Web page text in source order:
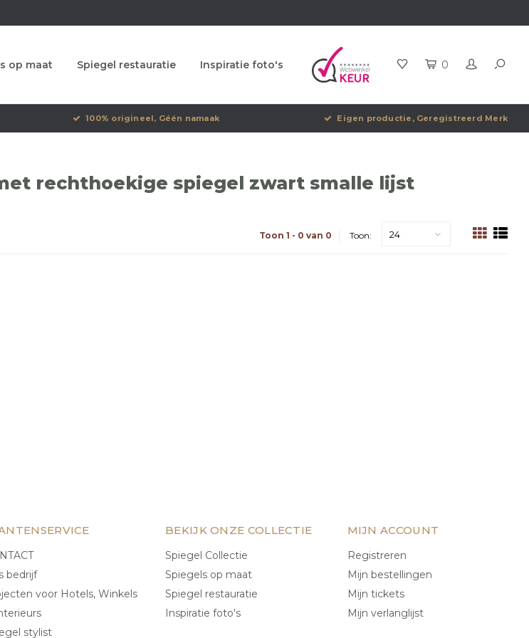
op maat Spiegel restauratie Inspiratie foto's 0
100% origineel, Géén namaak Eigen productie, Geregistreerd Merk
rechthoekige spiegel zwart smalle lijst
Toon 1 - 0 van 0 Toon: 24
bedrijf
voor Hotels, Winkels
stylist
BEKIJK ONZE COLLECTIE
Spiegel Collectie
Spiegels op maat
Spiegel restauratie
Inspiratie foto's
MIJN ACCOUNT
Registreren
Mijn bestellingen
Mijn tickets
Mijn verlanglijst